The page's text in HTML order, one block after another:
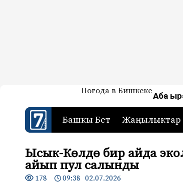
7-канал.
Жаңылыктар — Кыргызстан
Погода в БишкекеАба
Башкы Бет Жаңылыктар
Ысык-Көлдө бир айда
айып пул салынды
178 09:38 02.07.2026